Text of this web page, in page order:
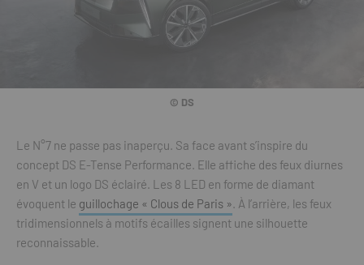
© DS
Le N°7 ne passe pas inaperçu. Sa face avant s’inspire du
concept DS E-Tense Performance. Elle affiche des feux diurnes
en V et un logo DS éclairé. Les 8 LED en forme de diamant
évoquent le guillochage « Clous de Paris » . À l’arrière, les feux
tridimensionnels à motifs écailles signent une silhouette
reconnaissable.